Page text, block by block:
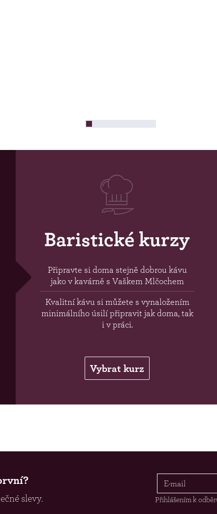
Baristické kurzy
Připravte si doma stejně dobrou kávu
jako v kavárně s Vaškem Mlčochem
Kvalitní kávu si můžete s vynaložením
minimálního úsilí připravit jak doma, tak
i v práci.
Vybrat kurz
slevy.
Přihlášením k